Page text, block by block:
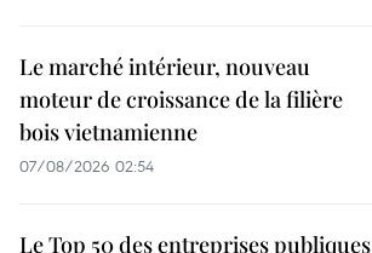
Le marché intérieur, nouveau
moteur de croissance de la filière
bois vietnamienne
07/08/2026 02:54
Le Top 50 des entreprises publiques